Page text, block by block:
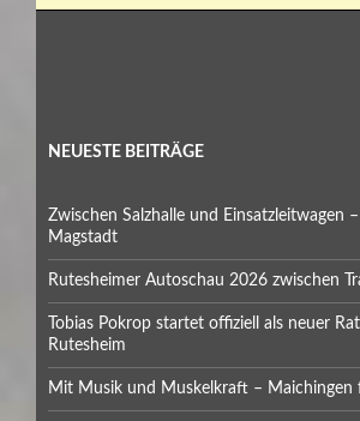
NEUESTE BEITRÄGE
Zwischen Salzhalle und Einsatzleitwagen
Magstadt
Rutesheimer Autoschau 2026 zwischen
Tobias Pokrop startet offiziell als neuer
Rutesheim
Mit Musik und Muskelkraft – Maichingen